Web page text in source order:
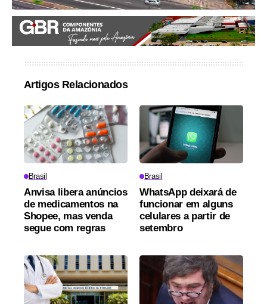
Artigos Relacionados
Brasil
Anvisa libera anúncios
de medicamentos na
Shopee, mas venda
segue com regras
Brasil
WhatsApp deixará de
funcionar em alguns
celulares a partir de
setembro